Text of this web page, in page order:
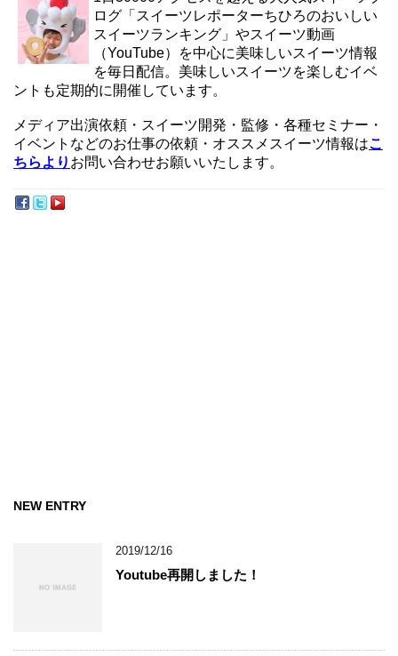
ログ「スイーツレポーターちひろのおいしい
スイーツランキング」やスイーツ動画
（YouTube）を中心に美味しいスイーツ情報
を毎日配信。美味しいスイーツを楽しむイベ
ントも定期的に開催しています。
メディア出演依頼・スイーツ開発・監修・各種セミナー・
イベントなどのお仕事の依頼・オススメスイーツ情報はこ
ちらより お問い合わせお願いいたします。
NEW ENTRY
2019/12/16
Youtube再開しました！